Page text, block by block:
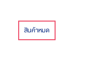
สินค้าหมด